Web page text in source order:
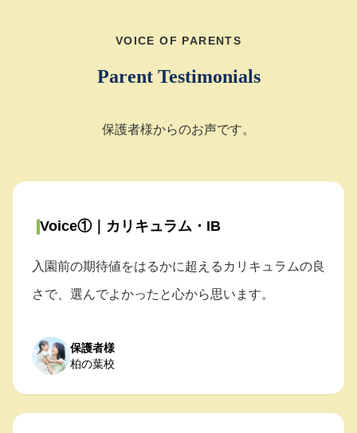
VOICE OF PARENTS
Parent Testimonials
保護者様からのお声です。
Voice①｜カリキュラム・IB
入園前の期待値をはるかに超えるカリキュラムの良
さで、選んでよかったと心から思います。
保護者様
柏の葉校